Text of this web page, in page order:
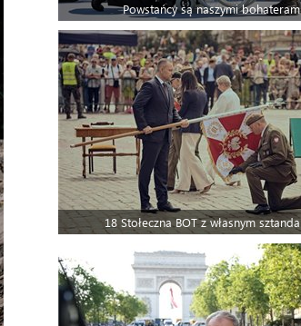
Powstańcy są naszymi bohaterami
18 Stołeczna BOT z własnym